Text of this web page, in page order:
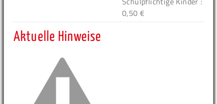
0,50 €
Aktuelle Hinweise